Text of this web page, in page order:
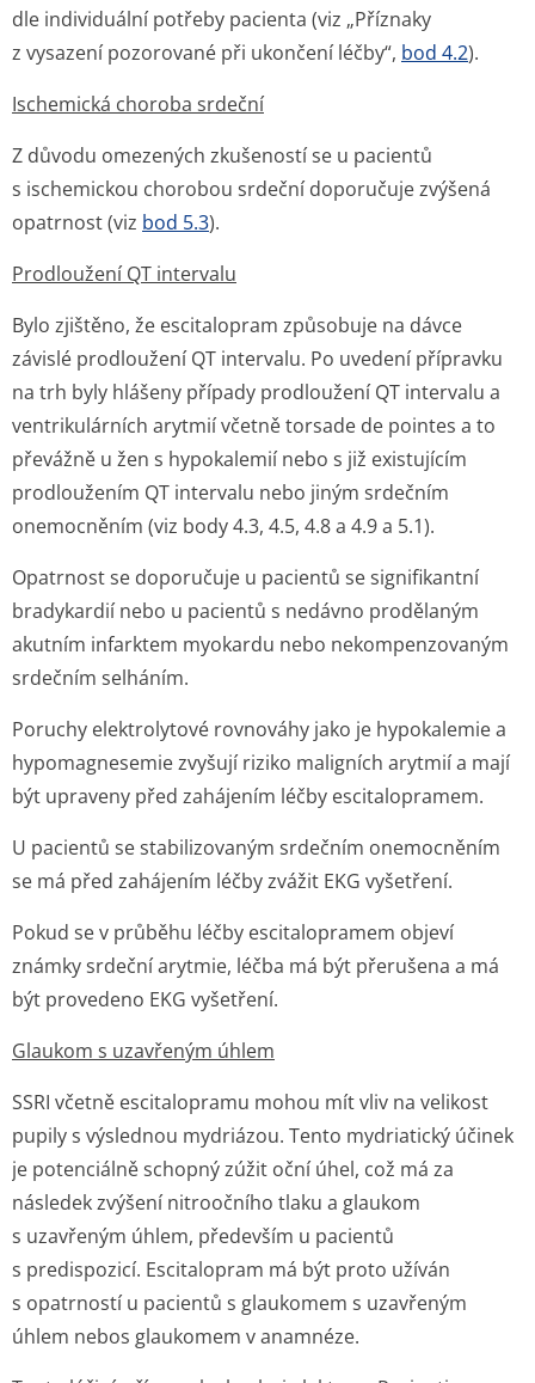
dle individuální potřeby pacienta (viz „Příznaky
z vysazení pozorované při ukončení léčby“, bod 4.2).
Ischemická choroba srdeční
Z důvodu omezených zkušeností se u pacientů
s ischemickou chorobou srdeční doporučuje zvýšená
opatrnost (viz bod 5.3).
Prodloužení QT intervalu
Bylo zjištěno, že escitalopram způsobuje na dávce
závislé prodloužení QT intervalu. Po uvedení přípravku
na trh byly hlášeny případy prodloužení QT intervalu a
ventrikulárních arytmií včetně torsade de pointes a to
převážně u žen s hypokalemií nebo s již existujícím
prodloužením QT intervalu nebo jiným srdečním
onemocněním (viz body 4.3, 4.5, 4.8 a 4.9 a 5.1).
Opatrnost se doporučuje u pacientů se signifikantní
bradykardií nebo u pacientů s nedávno prodělaným
akutním infarktem myokardu nebo nekompenzovaným
srdečním selháním.
Poruchy elektrolytové rovnováhy jako je hypokalemie a
hypomagnesemie zvyšují riziko maligních arytmií a mají
být upraveny před zahájením léčby escitalopramem.
U pacientů se stabilizovaným srdečním onemocněním
se má před zahájením léčby zvážit EKG vyšetření.
Pokud se v průběhu léčby escitalopramem objeví
známky srdeční arytmie, léčba má být přerušena a má
být provedeno EKG vyšetření.
Glaukom s uzavřeným úhlem
SSRI včetně escitalopramu mohou mít vliv na velikost
pupily s výslednou mydriázou. Tento mydriatický účinek
je potenciálně schopný zúžit oční úhel, což má za
následek zvýšení nitroočního tlaku a glaukom
s uzavřeným úhlem, především u pacientů
s predispozicí. Escitalopram má být proto užíván
s opatrností u pacientů s glaukomem s uzavřeným
úhlem nebos glaukomem v anamnéze.